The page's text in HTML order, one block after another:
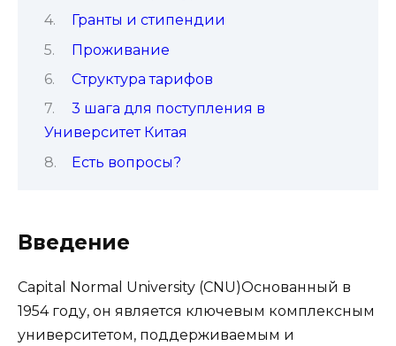
Гранты и стипендии
Проживание
Структура тарифов
3 шага для поступления в
Университет Китая
Есть вопросы?
Введение
Capital Normal University (CNU)Основанный в
1954 году, он является ключевым комплексным
университетом, поддерживаемым и